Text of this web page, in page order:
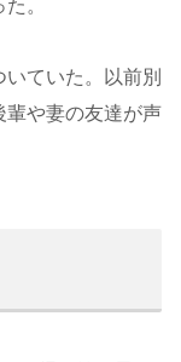
。
ていた。以前別
輩や妻の友達が声